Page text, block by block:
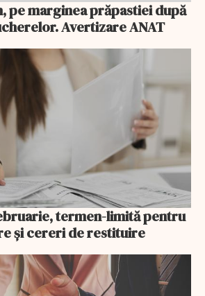
pe marginea prăpastiei după
Avertizare ANAT
termen-limită pentru
și cereri de restituire